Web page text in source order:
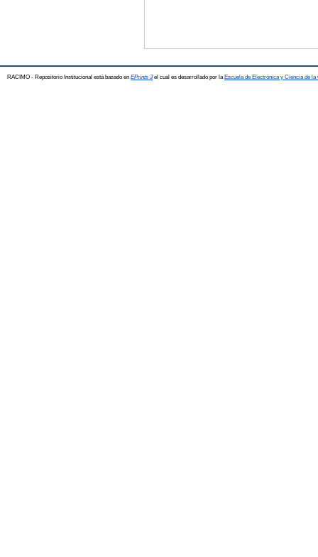
RACIMO - Repositorio Institucional está basado en EPrints 3el cual es desarrollado por la Escuela de Electrónica y Ciencia de la